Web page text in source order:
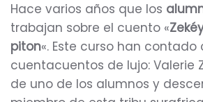
Hace varios años que los
trabajan sobre el cuento «
piton«. Este curso han contado
cuentacuentos de lujo: Valerie
de uno de los alumnos y